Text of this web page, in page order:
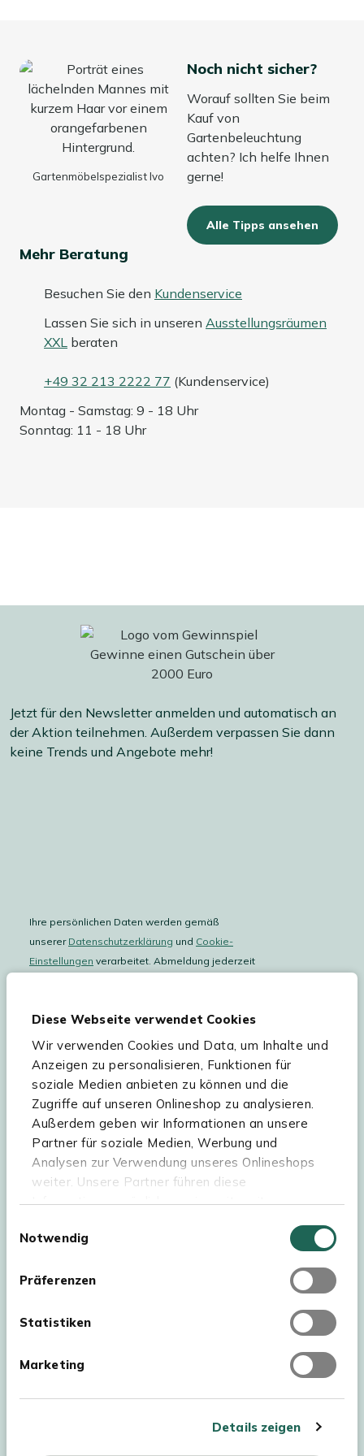
Diese Webseite verwendet Cookies
Wir verwenden Cookies und Data, um Inhalte und
Anzeigen zu personalisieren, Funktionen für
soziale Medien anbieten zu können und die
Zugriffe auf unseren Onlineshop zu analysieren.
Außerdem geben wir Informationen an unsere
Partner für soziale Medien, Werbung und
Analysen zur Verwendung unseres Onlineshops
weiter. Unsere Partner führen diese
Informationen möglicherweise mit weiteren
haben oder die sie im Rahmen Ihrer Nutzung der
Webseite müssen Sie die Cookies akzeptieren.
Notwendig
Präferenzen
Statistiken
Marketing
Details zeigen
eigenen USB-Adapter mit 5 Volt und 1 Ampere. Durch
das kompakte Maß von 14 Centimeter Durchmesser und
20 Centimeter Höhe passt sie perfekt auf einen kleinen
Tisch oder Beistelltisch.
Eigenschaften
Kabelfreier Komfort: Über USB C aufladbar und
danach frei platzierbar – ganz ohne Kabelsalat. Das
Kabel ist dabei, ein Adapter nicht.
Stellen Sie die Lichtfarbe von
warmweiß bis RGB ein und dimmen Sie das Licht
verspielt bei der Gartenparty.
Sanftes Stimmungslicht:Mit 45 Lumen sorgt sie für
einen angenehmen Schimmer, der nicht blendet. Ideal
der Terrasse.
stand. Praktisch für draußen unter einem Dach oder
wenn ein kurzer Schauer durchzieht.
Gartenmöbelspezialist Ivo
Noch nicht sicher?
Worauf sollten Sie beim
Kauf von
Gartenbeleuchtung
achten? Ich helfe Ihnen
gerne!
Alle Tipps ansehen
Mehr Beratung
Besuchen Sie den Kundenservice
Lassen Sie sich in unseren Ausstellungsräumen
XXL beraten
+49 32 213 2222 77 (Kundenservice)
Montag - Samstag: 9 - 18 Uhr
Sonntag: 11 - 18 Uhr
Jetzt für den Newsletter anmelden und automatisch an
der Aktion teilnehmen. Außerdem verpassen Sie dann
keine Trends und Angebote mehr!
Ihre persönlichen Daten werden gemäß
unserer Datenschutzerklärung und Cookie-
Einstellungen verarbeitet. Abmeldung jederzeit
Hilfe & Service
Sortiment
Kees Smit Gartenmöbel
Experience Stores XXL
Urheberrecht © 2026 - Kees Smit Tuinmeubelen AGB